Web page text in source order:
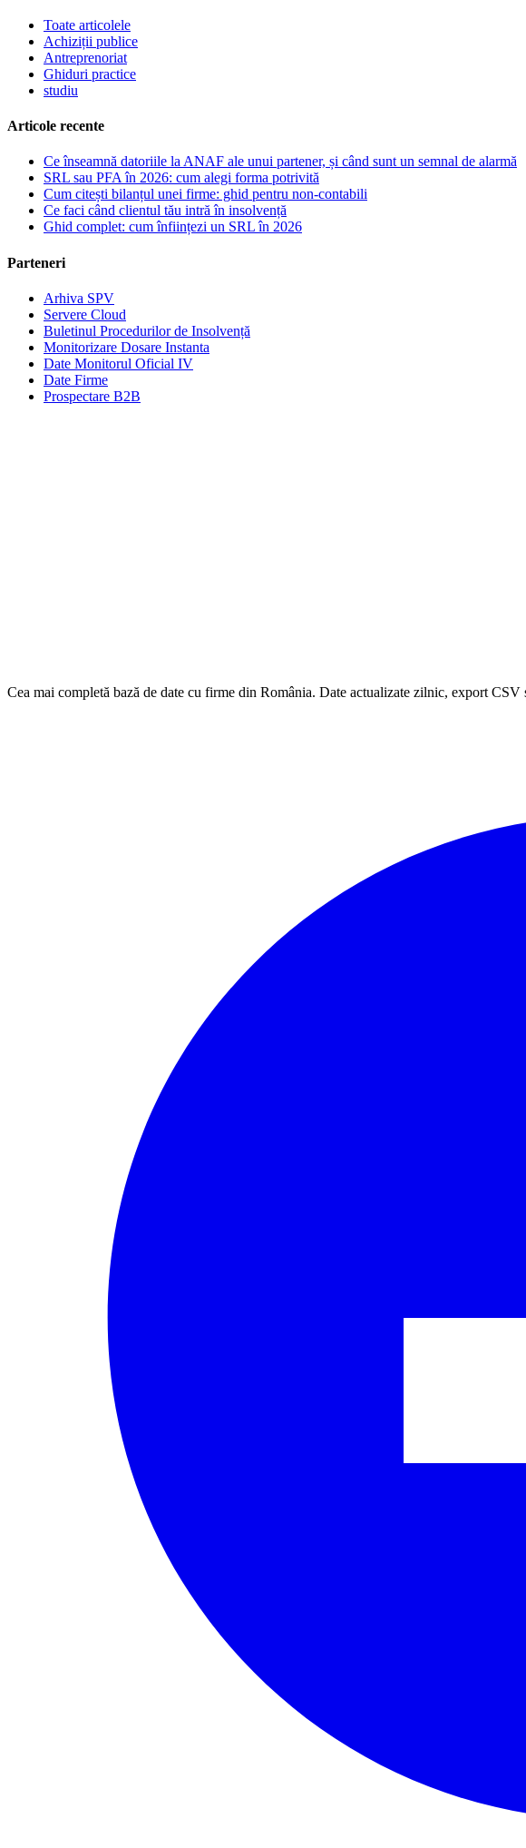
Toate articolele
Achiziții publice
Antreprenoriat
Ghiduri practice
studiu
Articole recente
Ce înseamnă datoriile la ANAF ale unui partener, și când sunt un semnal de alarmă
SRL sau PFA în 2026: cum alegi forma potrivită
Cum citești bilanțul unei firme: ghid pentru non-contabili
Ce faci când clientul tău intră în insolvență
Ghid complet: cum înființezi un SRL în 2026
Parteneri
Arhiva SPV
Servere Cloud
Buletinul Procedurilor de Insolvență
Monitorizare Dosare Instanta
Date Monitorul Oficial IV
Date Firme
Prospectare B2B
Cea mai completă bază de date cu firme din România. Date actualizate zilnic, export CSV